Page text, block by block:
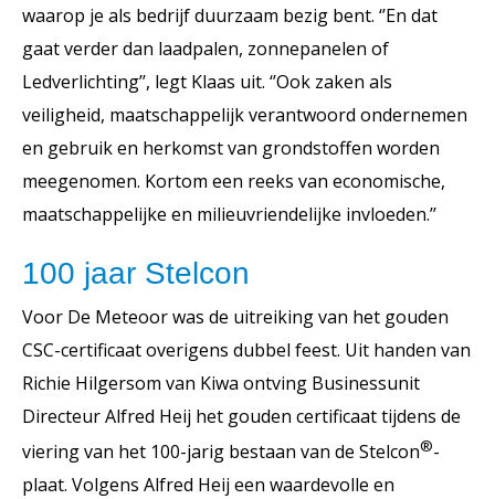
waarop je als bedrijf duurzaam bezig bent. ‘’En dat
gaat verder dan laadpalen, zonnepanelen of
Ledverlichting’’, legt Klaas uit. ‘’Ook zaken als
veiligheid, maatschappelijk verantwoord ondernemen
en gebruik en herkomst van grondstoffen worden
meegenomen. Kortom een reeks van economische,
maatschappelijke en milieuvriendelijke invloeden.’’
100 jaar Stelcon
Voor De Meteoor was de uitreiking van het gouden
CSC-certificaat overigens dubbel feest. Uit handen van
Richie Hilgersom van Kiwa ontving Businessunit
Directeur Alfred Heij het gouden certificaat tijdens de
viering van het 100-jarig bestaan van de Stelcon®-
plaat. Volgens Alfred Heij een waardevolle en